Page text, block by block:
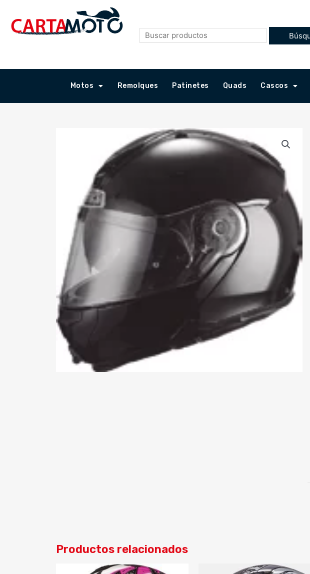
contenido
Motos Remolques Patinetes Quads Cascos
Productos relacionados